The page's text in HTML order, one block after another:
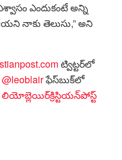
ఎందుకంటే అన్ని
నాకు తెలుసు,” అని
ట్విట్టర్‌లో
@leoblairఫేస్‌బుక్‌లో
లియోబ్లెయిర్‌క్రిస్టియన్‌పోస్ట్